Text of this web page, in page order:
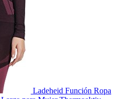
Ladeheid Función Ropa